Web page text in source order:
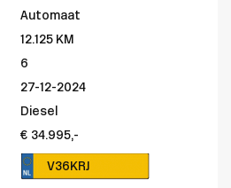
Automaat
12.125 KM
6
27-12-2024
Diesel
€ 34.995,-
V36KRJ